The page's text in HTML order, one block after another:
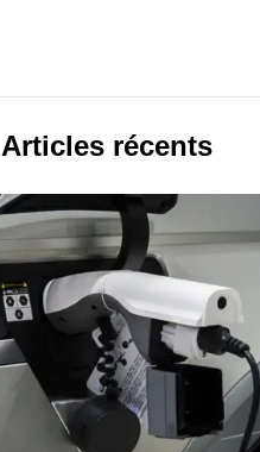
Articles récents